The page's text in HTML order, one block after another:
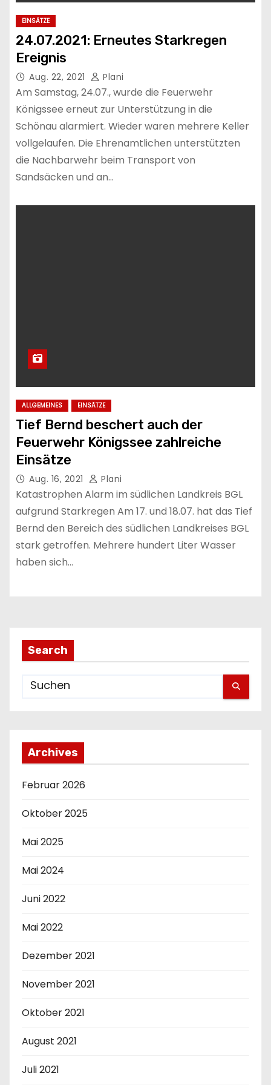
EINSÄTZE
24.07.2021: Erneutes Starkregen
Ereignis
Aug. 22, 2021 Plani
Am Samstag, 24.07., wurde die Feuerwehr
Königssee erneut zur Unterstützung in die
Schönau alarmiert. Wieder waren mehrere Keller
vollgelaufen. Die Ehrenamtlichen unterstützten
die Nachbarwehr beim Transport von
Sandsäcken und an…
ALLGEMEINES EINSÄTZE
Tief Bernd beschert auch der
Feuerwehr Königssee zahlreiche
Einsätze
Aug. 16, 2021 Plani
Katastrophen Alarm im südlichen Landkreis BGL
aufgrund Starkregen Am 17. und 18.07. hat das Tief
Bernd den Bereich des südlichen Landkreises BGL
stark getroffen. Mehrere hundert Liter Wasser
haben sich…
Search
Archives
Februar 2026
Oktober 2025
Mai 2025
Mai 2024
Juni 2022
Mai 2022
Dezember 2021
November 2021
Oktober 2021
August 2021
Juli 2021